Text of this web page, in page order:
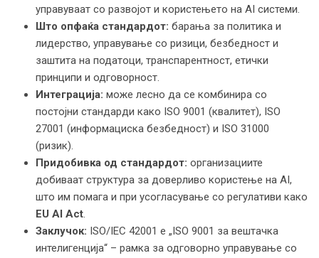
управуваат со развојот и користењето на AI системи.
Што опфаќа стандардот: барања за политика и
лидерство, управување со ризици, безбедност и
заштита на податоци, транспарентност, етички
принципи и одговорност.
Интеграција: може лесно да се комбинира со
постојни стандарди како ISO 9001 (квалитет), ISO
27001 (информациска безбедност) и ISO 31000
(ризик).
Придобивка од стандардот: организациите
добиваат структура за доверливо користење на AI,
што им помага и при усогласување со регулативи како
EU AI Act.
Заклучок: ISO/IEC 42001 е „ISO 9001 за вештачка
интелигенција“ – рамка за одговорно управување со